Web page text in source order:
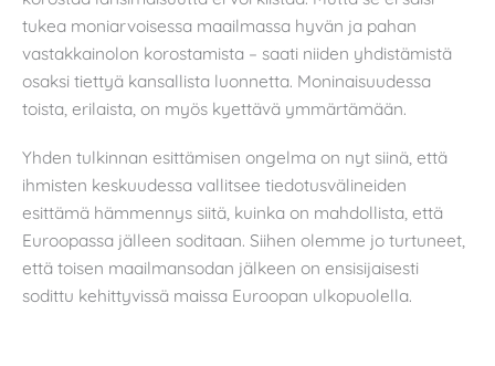
tukea moniarvoisessa maailmassa hyvän ja pahan
vastakkainolon korostamista – saati niiden yhdistämistä
osaksi tiettyä kansallista luonnetta. Moninaisuudessa
toista, erilaista, on myös kyettävä ymmärtämään.
Yhden tulkinnan esittämisen ongelma on nyt siinä, että
ihmisten keskuudessa vallitsee tiedotusvälineiden
esittämä hämmennys siitä, kuinka on mahdollista, että
Euroopassa jälleen soditaan. Siihen olemme jo turtuneet,
että toisen maailmansodan jälkeen on ensisijaisesti
sodittu kehittyvissä maissa Euroopan ulkopuolella.